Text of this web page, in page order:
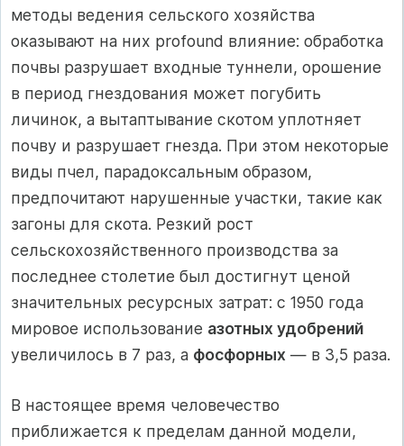
методы ведения сельского хозяйства
оказывают на них profound влияние: обработка
почвы разрушает входные туннели, орошение
в период гнездования может погубить
личинок, а вытаптывание скотом уплотняет
почву и разрушает гнезда. При этом некоторые
виды пчел, парадоксальным образом,
предпочитают нарушенные участки, такие как
загоны для скота. Резкий рост
сельскохозяйственного производства за
последнее столетие был достигнут ценой
значительных ресурсных затрат: с 1950 года
мировое использование азотных удобрений
увеличилось в 7 раз, а фосфорных — в 3,5 раза.
В настоящее время человечество
приближается к пределам данной модели,